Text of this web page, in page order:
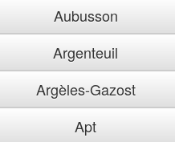
Aubusson
Argenteuil
Argèles-Gazost
Apt